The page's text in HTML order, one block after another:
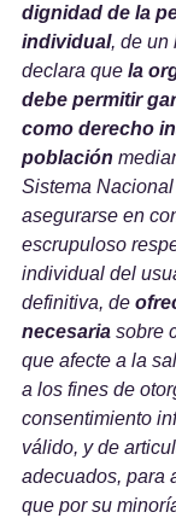
dignidad de la
individual, de un
declara que la
debe permitir
como derecho
población
Sistema
asegurarse en
escrupuloso
individual del
definitiva, de
necesaria sobre
que afecte a la
a los fines de
consentimiento
válido, y de
adecuados, para
que por su